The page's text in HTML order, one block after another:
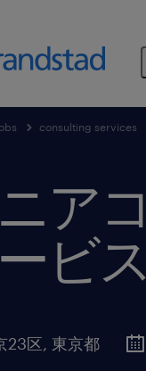
consulting services
ア
ビス
23区, 東京都